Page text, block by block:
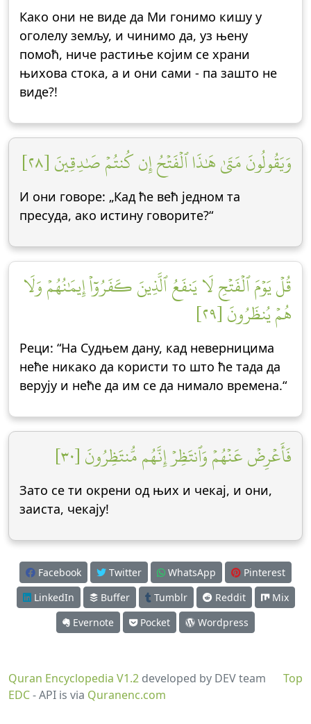
Како они не виде да Ми гонимо кишу у
оголелу земљу, и чинимо да, уз њену
помоћ, ниче растиње којим се храни
њихова стока, а и они сами - па зашто не
виде?!
وَيَقُولُونَ مَتَىٰ هَٰذَا ٱلۡفَتۡحُ إِن كُنتُمۡ صَٰدِقِينَ [٢٨]
И они говоре: „Кад ће већ једном та
пресуда, ако истину говорите?“
قُلۡ يَوۡمَ ٱلۡفَتۡحِ لَا يَنفَعُ ٱلَّذِينَ كَفَرُوٓاْ إِيمَٰنُهُمۡ وَلَا
هُمۡ يُنظَرُونَ [٢٩]
Реци: “На Судњем дану, кад неверницима
неће никако да користи то што ће тада да
верују и неће да им се да нимало времена.“
فَأَعۡرِضۡ عَنۡهُمۡ وَٱنتَظِرۡ إِنَّهُم مُّنتَظِرُونَ [٣٠]
Зато се ти окрени од њих и чекај, и они,
заиста, чекају!
Facebook Twitter WhatsApp
Pinterest
LinkedIn
Buffer Tumblr Reddit
Mix
Evernote
Pocket Wordpress
Top
Quran Encyclopedia V1.2 developed by DEV team
EDC- API is via Quranenc.com